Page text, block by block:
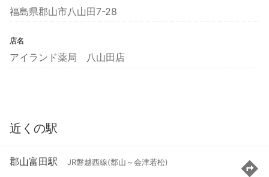
福島県郡山市八山田7-28
店名
アイランド薬局 八山田店
近くの駅
郡山富田駅 JR磐越西線(郡山～会津若松)